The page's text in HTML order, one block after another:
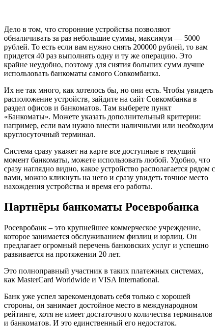
Дело в том, что сторонние устройства позволяют
обналичивать за раз небольшие суммы, максимум — 5000
рублей. То есть если вам нужно снять 200000 рублей, то вам
придется 40 раз выполнять одну и ту же операцию. Это
крайне неудобно, поэтому для снятия больших сумм лучше
использовать банкоматы самого Совкомбанка.
Их не так много, как хотелось бы, но они есть. Чтобы увидеть
расположение устройств, зайдите на сайт Совкомбанка в
раздел офисов и банкоматов. Там выберете пункт
«Банкоматы». Можете указать дополнительный критерии:
например, если вам нужно внести наличными или необходим
круглосуточный терминал.
Система сразу укажет на карте все доступные в текущий
момент банкоматы, можете использовать любой. Удобно, что
сразу наглядно видно, какое устройство располагается рядом с
вами, можно кликнуть на него и сразу увидеть точное место
нахождения устройства и время его работы.
Партнёры банкоматы Росевробанка
Росевробанк – это крупнейшее коммерческое учреждение,
которое занимается обслуживанием физлиц и юрлиц. Он
предлагает огромный перечень банковских услуг и успешно
развивается на протяжении 20 лет.
Это полноправный участник в таких платежных системах,
как MasterCard Worldwide и VISA International.
Банк уже успел зарекомендовать себя только с хорошей
стороны, он занимает достойное место в международном
рейтинге, хотя не имеет достаточного количества терминалов
и банкоматов. И это единственный его недостаток.